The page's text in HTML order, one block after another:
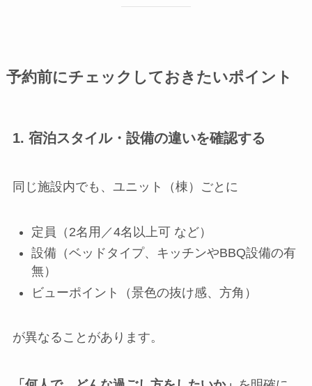
予約前にチェックしておきたいポイント
1. 宿泊スタイル・設備の違いを確認する
同じ施設内でも、ユニット（棟）ごとに
定員（2名用／4名以上可 など）
設備（ベッドタイプ、キッチンやBBQ設備の有
無）
ビューポイント（景色の抜け感、方角）
が異なることがあります。